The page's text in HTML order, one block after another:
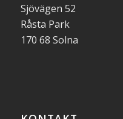
Sjövägen 52
Råsta Park
170 68 Solna